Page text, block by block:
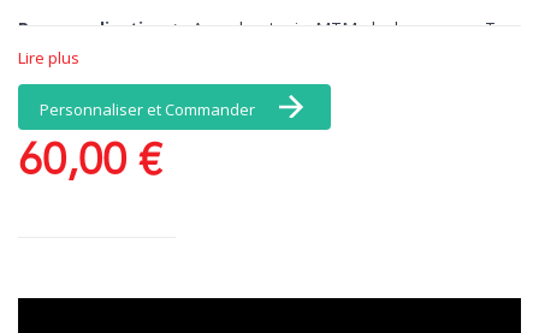
Personnalisation >
Avec les tapis MTM de la gamme Top,
vous avez une infinité de choix de coloris et de matériaux, et, en
par exemple vos tapis avec votre nom. Il n’y a pas de limites à
vos émotions.
Perfection >
Lire plus
Personnaliser et Commander
60,00 €